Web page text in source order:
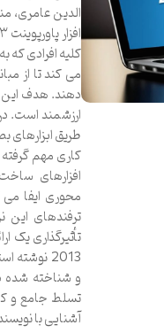
الدین عامری،
کلیه افرادی که
می کند تا از
دهند. هدف این
ارزشمند است.
طریق
کاری مهم
افزارهای
محوری ایفا
ترفندهای این
2013
و شناخته شده
تسلط جامع و
آشنایی با